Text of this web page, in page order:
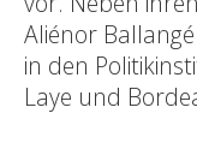
Aliénor
in den
Laye und